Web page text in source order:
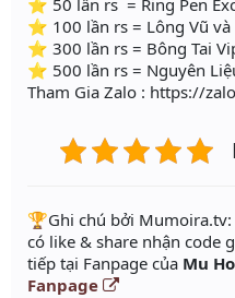
⭐ 50 lần rs = Ring Pen
⭐ 100 lần rs = Lông Vũ và
⭐ 300 lần rs = Bông Tai
⭐ 500 lần rs = Nguyên
Tham Gia Zalo : https://
️🏆Ghi chú bởi
có like & share nhận code
tiếp tại Fanpage của Mu
Fanpage